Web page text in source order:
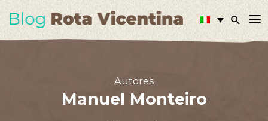
Autores
Manuel Monteiro